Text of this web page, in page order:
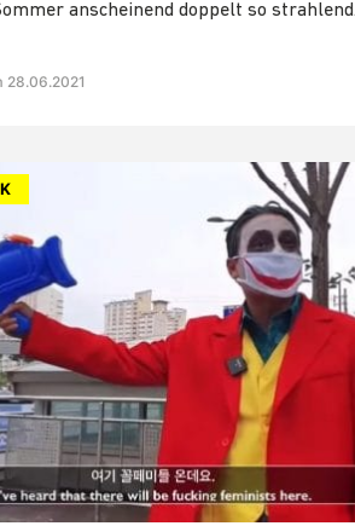
anscheinend doppelt so
28.06.2021